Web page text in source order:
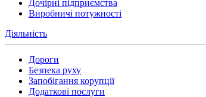
Дочірні підприємства
Виробничі потужності
Діяльність
Дороги
Безпека руху
Запобігання корупції
Додаткові послуги